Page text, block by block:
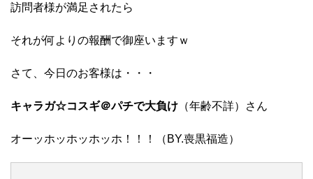
訪問者様が満足されたら
それが何よりの報酬で御座いますｗ
さて、今日のお客様は・・・
キャラガ☆コスギ＠パチで大負け （年齢不詳）さん
オーッホッホッホッホ！！！（BY.喪黒福造）